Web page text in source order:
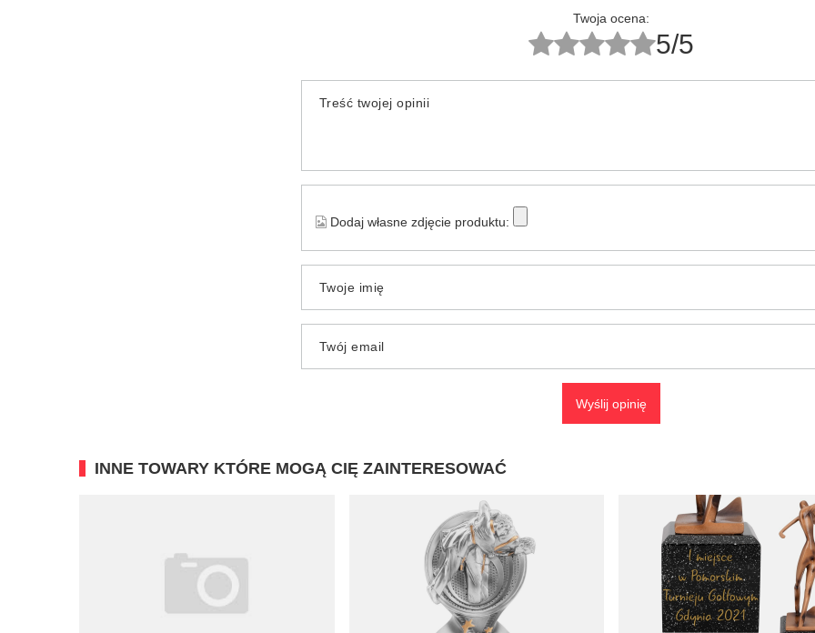
Twoja ocena:
5/5
Treść twojej opinii
Dodaj własne zdjęcie produktu:
Twoje imię
Twój email
Wyślij opinię
INNE TOWARY KTÓRE MOGĄ CIĘ ZAINTERESOWAĆ